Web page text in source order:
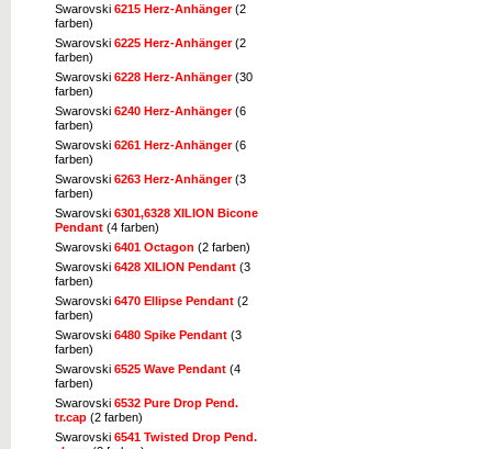
Swarovski 6215 Herz-Anhänger(2
farben)
Swarovski 6225 Herz-Anhänger(2
farben)
Swarovski 6228 Herz-Anhänger(30
farben)
Swarovski 6240 Herz-Anhänger(6
farben)
Swarovski 6261 Herz-Anhänger(6
farben)
Swarovski 6263 Herz-Anhänger(3
farben)
Swarovski 6301,6328 XILION Bicone
Pendant (4 farben)
Swarovski 6401 Octagon (2 farben)
Swarovski 6428 XILION Pendant (3
farben)
Swarovski 6470 Ellipse Pendant (2
farben)
Swarovski 6480 Spike Pendant (3
farben)
Swarovski 6525 Wave Pendant (4
farben)
Swarovski 6532 Pure Drop Pend.
tr.cap (2 farben)
Swarovski 6541 Twisted Drop Pend.